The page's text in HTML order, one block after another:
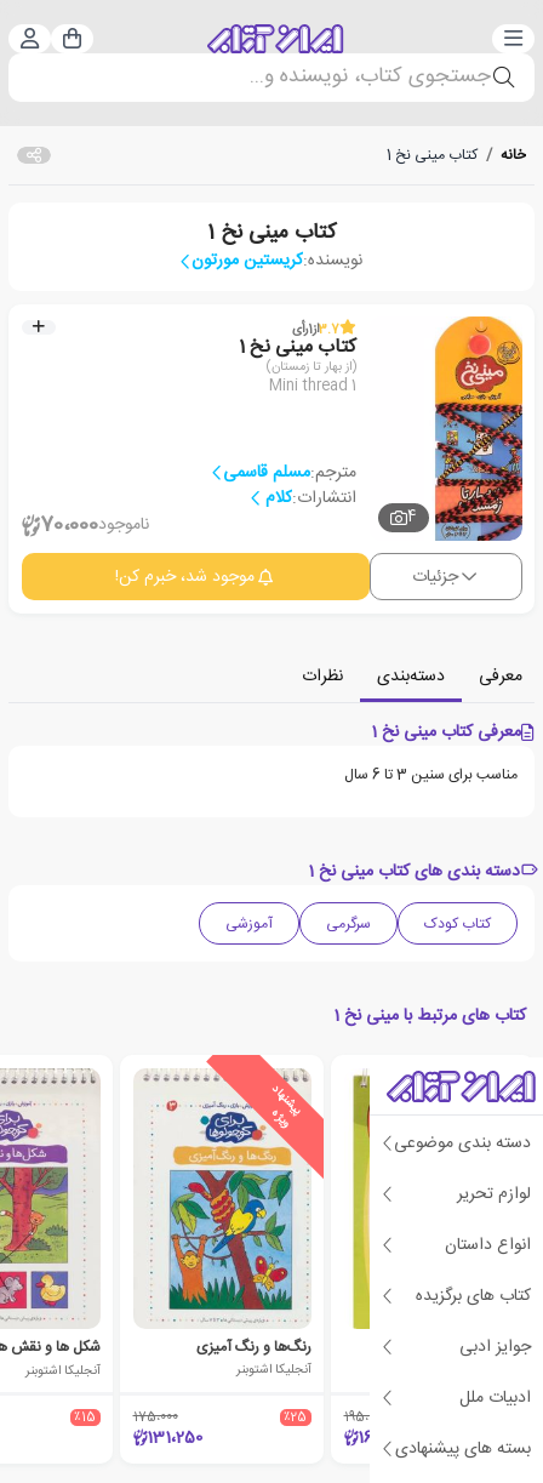
دسته‌بندی سبد
جستجوی کتاب، نویسنده و...
دسته بندی موضوعی
لوازم تحریر
انواع داستان
کتاب های برگزیده
جوایز ادبی
ادبیات ملل
بسته های پیشنهادی
خانه / کتاب مینی نخ 1
کتاب مینی نخ 1
نویسنده:کریستین مورتون
4
3.7از1رأی
کتاب مینی نخ 1
(از بهار تا زمستان)
Mini thread 1
مترجم:مسلم قاسمی
انتشارات:کلام
ناموجود70،000
جزئیات موجود شد، خبرم کن!
معرفی دسته‌بندی
نظرات
معرفی کتاب مینی نخ 1
مناسب برای سنین 3 تا 6 سال
دسته بندی های کتاب مینی نخ 1
کتاب کودک سرگرمی آموزشی
کتاب های مرتبط با مینی نخ 1
در طبیعت
195،000
165،750
پ
ی
ش
ن
ه
ا
د
و
ی
ژ
ه
رنگ‌ها و رنگ آمیزی
آنجلیکا اشتوبنر
٪25 175،000
131،250
شکل ها و نقش
آنجلیکا اشتوبنر
٪15